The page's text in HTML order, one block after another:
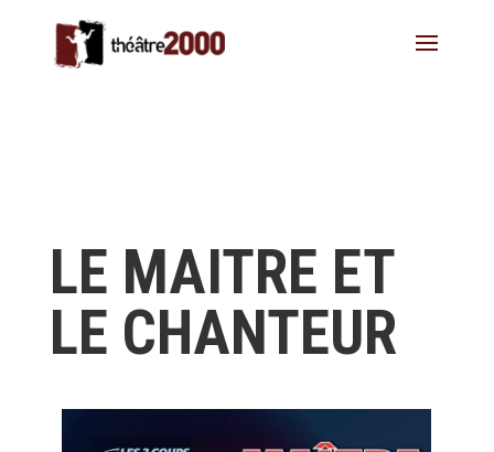
LE MAITRE ET
LE CHANTEUR